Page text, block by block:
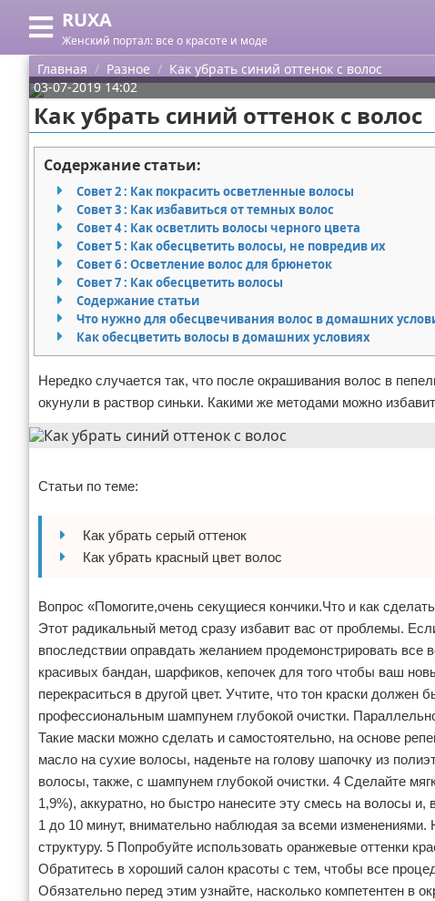
RUXA
Женский портал: все о красоте и моде
Меню
Главная
Категории
Уход за кожей
Одежда
Шоппинг
Подарки
Украшения
Уход за волосами
Уход за ногтями
СПА процедуры
Парфюмерия
Прически
Разное
Уход за лицом
Хирургия
Поиск
О проекте
Контакты
Сотрудничество
Размещение рекламы
Для правообладателей
Условия предоставления информации
Отказ от ответственности
Главная Разное
Как убрать синий оттенок с волос
03-07-2019 14:02
Как убрать синий оттенок с волос
Содержание статьи:
Совет 2 : Как покрасить осветленные волосы
Совет 3 : Как избавиться от темных волос
Совет 4 : Как осветлить волосы черного цвета
Совет 5 : Как обесцветить волосы, не повредив их
Совет 6 : Осветление волос для брюнеток
Совет 7 : Как обесцветить волосы
Содержание статьи
Что нужно для обесцвечивания волос в домашних
Как обесцветить волосы в домашних условиях
Нередко случается так, что после окрашивания волос в
окунули в раствор синьки. Какими же методами можно
Статьи по теме:
Как убрать серый оттенок
Как убрать красный цвет волос
Вопрос «Помогите,очень секущиеся кончики.Что и как
Этот радикальный метод сразу избавит вас от проблемы.
впоследствии оправдать желанием продемонстрировать
красивых бандан, шарфиков, кепочек для того чтобы ваш
перекраситься в другой цвет. Учтите, что тон краски
профессиональным шампунем глубокой очистки.
Такие маски можно сделать и самостоятельно, на основе
масло на сухие волосы, наденьте на голову шапочку из
волосы, также, с шампунем глубокой очистки. 4 Сделайте
1,9%), аккуратно, но быстро нанесите эту смесь на волосы и,
1 до 10 минут, внимательно наблюдая за всеми
структуру. 5 Попробуйте использовать оранжевые оттенки
Обратитесь в хороший салон красоты с тем, чтобы все
Обязательно перед этим узнайте, насколько компетентен в